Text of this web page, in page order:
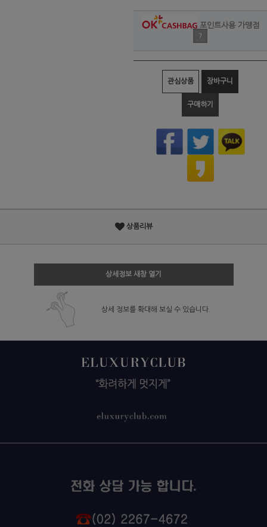
포인트사용 가맹점
?
관심상품 장바구니
구매하기
상품리뷰
상세정보 새창 열기
상세 정보를 확대해 보실 수 있습니다.